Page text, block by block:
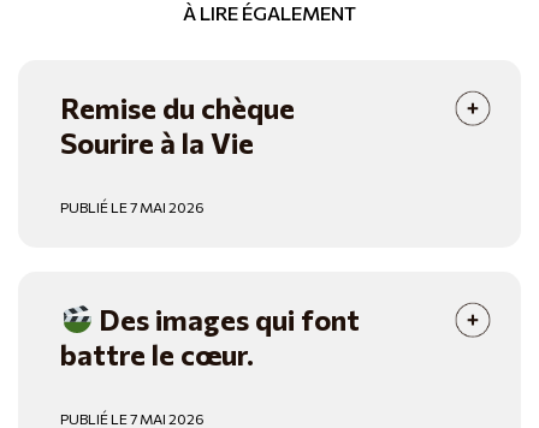
À LIRE ÉGALEMENT
Remise du chèque
Sourire à la Vie
PUBLIÉ LE 7 MAI 2026
Des images qui font
battre le cœur.
PUBLIÉ LE 7 MAI 2026